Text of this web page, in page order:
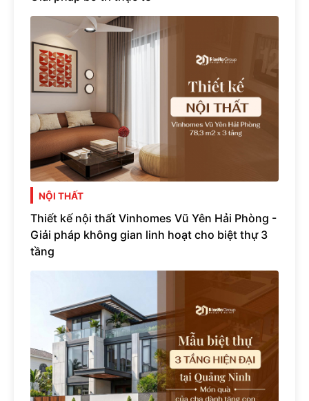
NỘI THẤT
Thiết kế nội thất Vinhomes Vũ Yên Hải Phòng -
Giải pháp không gian linh hoạt cho biệt thự 3
tầng